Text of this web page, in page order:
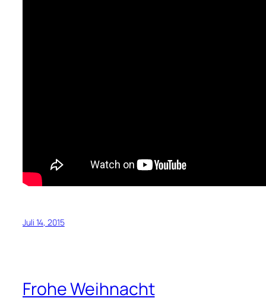
Juli 14, 2015
Frohe Weihnacht